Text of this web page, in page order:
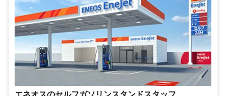
エネオスのセルフガソリンスタンドスタッフ